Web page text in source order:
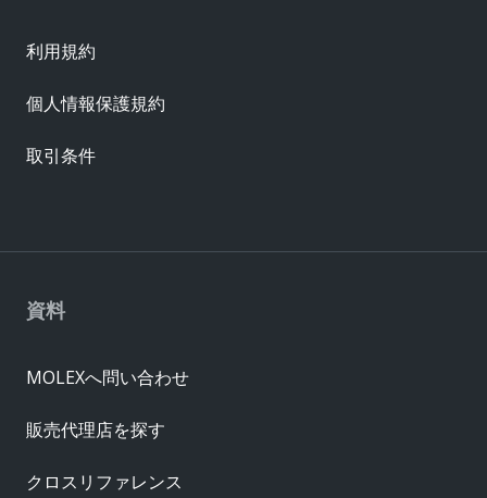
資料
MOLEXへ問い合わせ
販売代理店を探す
クロスリファレンス
利用規約
個人情報保護規約
取引条件